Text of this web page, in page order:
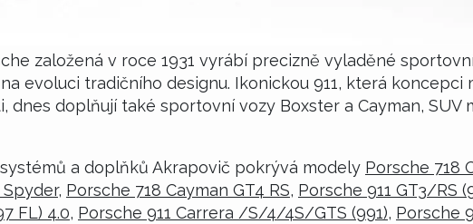
založená v roce 1931 vyrábí precizně vyladěné
evoluci tradičního designu. Ikonickou 911, která koncepci
dnes doplňují také sportovní vozy Boxster a Cayman, SUV
a doplňků Akrapovič pokrývá modely Porsche 718
, Porsche 718 Cayman GT4 RS, Porsche 911 GT3/RS
FL) 4.0, Porsche 911 Carrera /S/4/4S/GTS (991), Porsche